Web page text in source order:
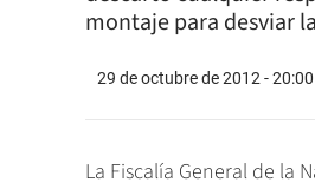
montaje para desviar
29 de octubre de 2012 - 20:00
La Fiscalía General de la